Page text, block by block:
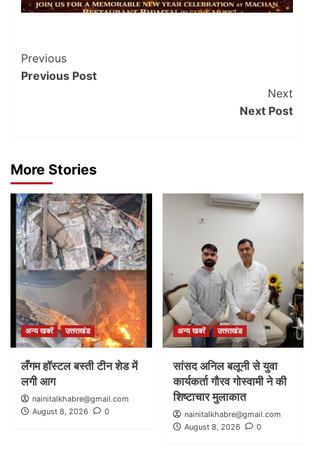
Post
Navigation
Previous
Previous Post
Next
Next Post
More Stories
अन्य खबरें उत्तराखंड
लँगम हॉस्टल बस्ती टीन शेड में
लगी आग
nainitalkhabre@gmail.com
August 8, 2026
0
अन्य खबरें उत्तराखंड
सांसद अनिल बलूनी से युवा
कार्यकर्ता गौरव गोस्वामी ने की
शिष्टाचार मुलाकात
nainitalkhabre@gmail.com
August 8, 2026
0